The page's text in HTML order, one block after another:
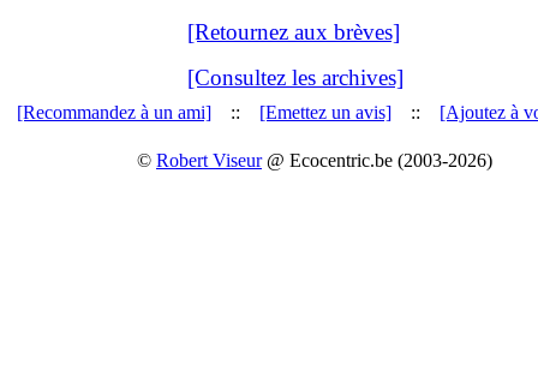
[Retournez aux brèves]
[Consultez les archives]
[Recommandez à un ami] :: [Emettez un avis] :: [Ajoutez à
© Robert Viseur@ Ecocentric.be (2003-2026)